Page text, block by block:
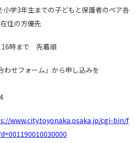
学3年生までの子どもと保護者のペア各
住の方優先
16時まで 先着順
わせフォーム」から申し込みを
www.city.toyonaka.osaka.jp/cgi-bin/f